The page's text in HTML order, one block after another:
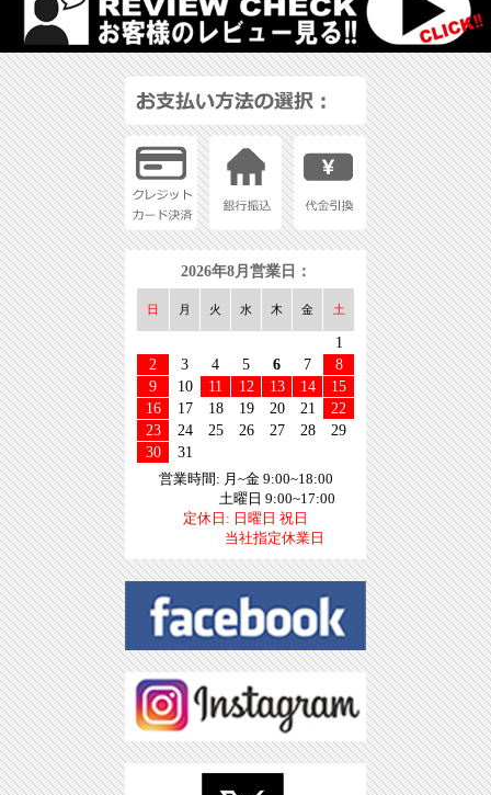
2026年8月営業日：
日 月 火 水 木 金 土
1
2
3 4 5 6 7
8
9
10 11 12 13 14
15
16
17 18 19 20 21
22
23
24 25 26 27 28
29
30
31
営業時間: 月~金 9:00~18:00
土曜日 9:00~17:00
定休日: 日曜日 祝日
当社指定休業日